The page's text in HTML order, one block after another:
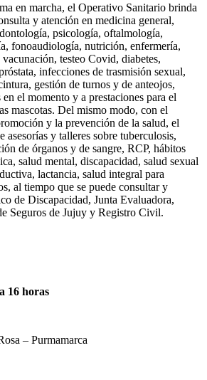
en marcha, el Operativo Sanitario brinda
y atención en medicina general,
psicología, oftalmología,
fonoaudiología, nutrición, enfermería,
testeo Covid, diabetes,
infecciones de trasmisión sexual,
gestión de turnos y de anteojos,
el momento y a prestaciones para el
mascotas. Del mismo modo, con el
y la prevención de la salud, el
asesorías y talleres sobre tuberculosis,
de órganos y de sangre, RCP, hábitos
salud mental, discapacidad, salud sexual
lactancia, salud integral para
al tiempo que se puede consultar y
de Discapacidad, Junta Evaluadora,
Seguros de Jujuy y Registro Civil.
16 horas
– Purmamarca